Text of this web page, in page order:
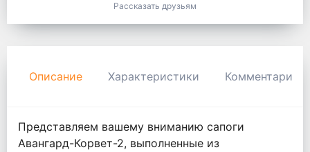
Рассказать друзьям
Описание Характеристики Комментарии
Представляем вашему вниманию сапоги
Авангард-Корвет-2, выполненные из